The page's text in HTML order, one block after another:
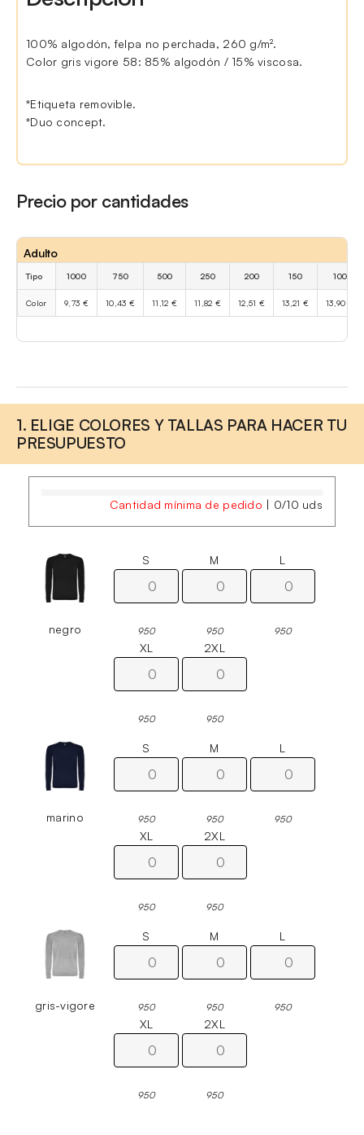
100% algodón, felpa no perchada, 260 g/m².
Color gris vigore 58: 85% algodón / 15% viscosa.
*Etiqueta removible.
*Duo concept.
Precio por cantidades
Adulto
Tipo 1000 750 500 250 200 150 100
Color 9,73 € 10,43 € 11,12 € 11,82 € 12,51 € 13,21 € 13,90 €
1. ELIGE COLORES Y TALLAS PARA HACER TU
PRESUPUESTO
Cantidad mínima de pedido | 0/10 uds
negro
S
950
M
950
L
950
XL
950
2XL
950
marino
S
950
M
950
L
950
XL
950
2XL
950
gris-vigore
S
950
M
950
L
950
XL
950
2XL
950